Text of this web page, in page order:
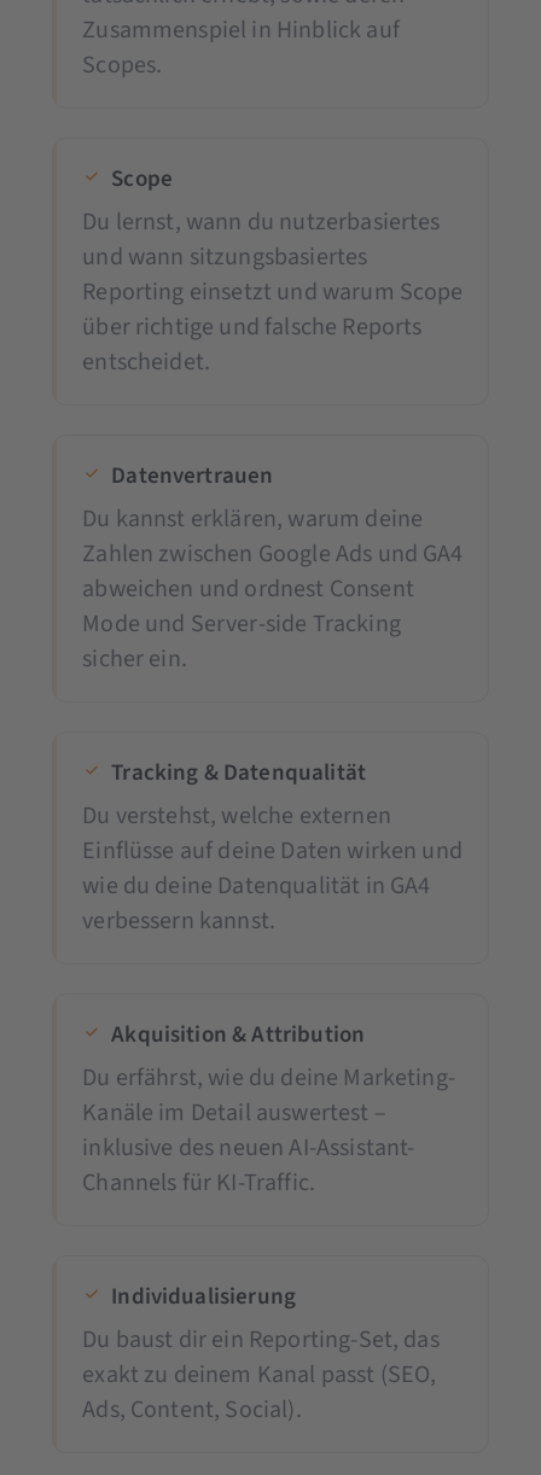
Zusammenspiel in Hinblick auf
Scopes.
Scope
Du lernst, wann du nutzerbasiertes
und wann sitzungsbasiertes
Reporting einsetzt und warum Scope
über richtige und falsche Reports
entscheidet.
Datenvertrauen
Du kannst erklären, warum deine
Zahlen zwischen Google Ads und GA4
abweichen und ordnest Consent
Mode und Server-side Tracking
sicher ein.
Tracking & Datenqualität
Du verstehst, welche externen
Einflüsse auf deine Daten wirken und
wie du deine Datenqualität in GA4
verbessern kannst.
Akquisition & Attribution
Du erfährst, wie du deine Marketing-
Kanäle im Detail auswertest –
inklusive des neuen AI-Assistant-
Channels für KI-Traffic.
Individualisierung
Du baust dir ein Reporting-Set, das
exakt zu deinem Kanal passt (SEO,
Ads, Content, Social).